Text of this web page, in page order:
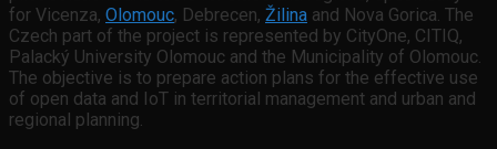
for Vicenza, Olomouc, Debrecen, Žilina and Nova Gorica. The
Czech part of the project is represented by CityOne, CITIQ,
Palacký University Olomouc and the Municipality of Olomouc.
The objective is to prepare action plans for the effective use
of open data and IoT in territorial management and urban and
regional planning.